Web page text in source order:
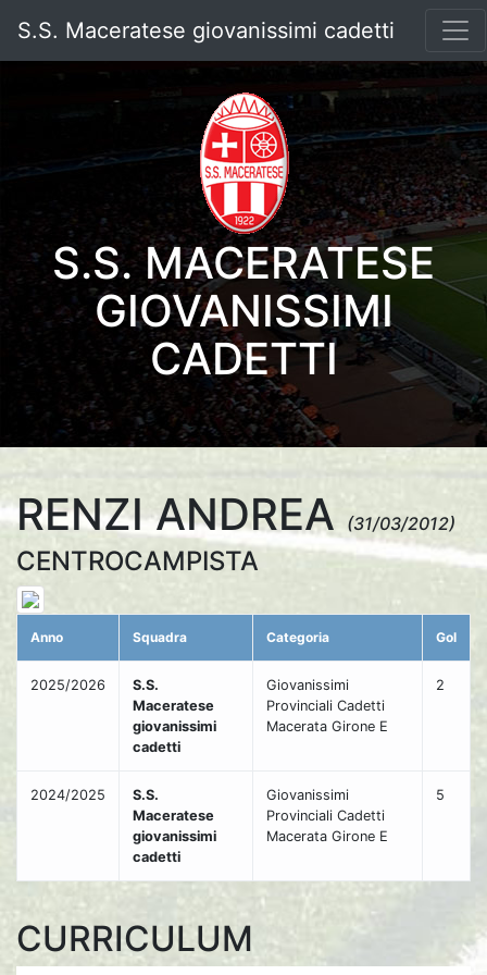
S.S. Maceratese giovanissimi cadetti
S.S. MACERATESE
GIOVANISSIMI
CADETTI
RENZI ANDREA (31/03/2012)
CENTROCAMPISTA
Anno Squadra Categoria Gol
2025/2026
S.S.
Maceratese
giovanissimi
cadetti
Giovanissimi
Provinciali Cadetti
Macerata Girone E
2
2024/2025
S.S.
Maceratese
giovanissimi
cadetti
Giovanissimi
Provinciali Cadetti
Macerata Girone E
5
CURRICULUM